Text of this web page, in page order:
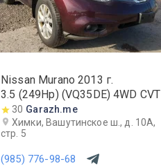
Nissan Murano 2013 г.
3.5 (249Hp) (VQ35DE) 4WD CVT
30 Garazh.me
Химки, Вашутинское ш., д. 10А,
стр. 5
(985) 776-98-68